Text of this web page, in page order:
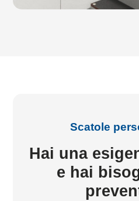
Scatole
Hai una
e hai